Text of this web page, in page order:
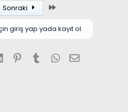
Sonraki
giriş yap yada kayıt ol.
LinkedInPinterest
TumblrWhatsApp
E-posta